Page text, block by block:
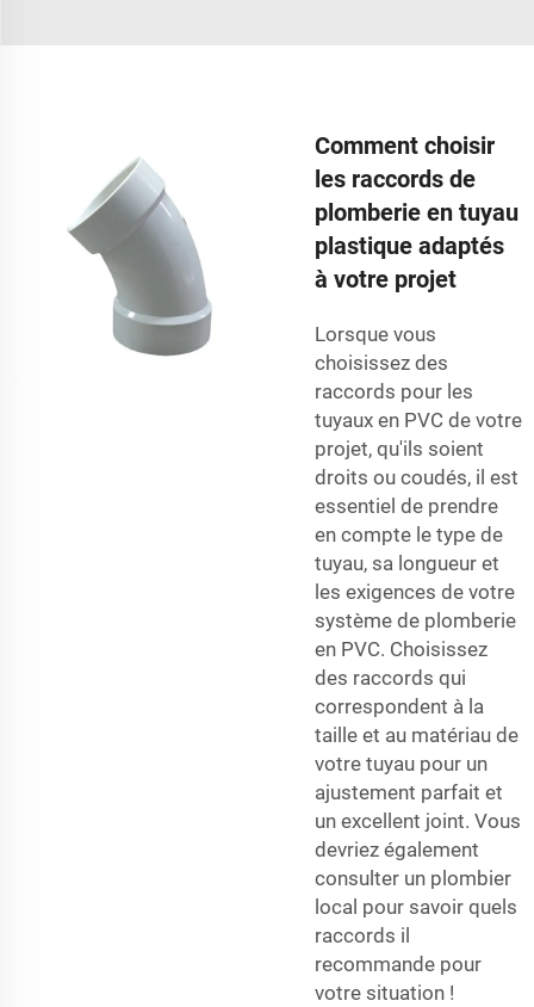
Comment choisir
les raccords de
plomberie en tuyau
plastique adaptés
à votre projet
Lorsque vous
choisissez des
raccords pour les
tuyaux en PVC de votre
projet, qu'ils soient
droits ou coudés, il est
essentiel de prendre
en compte le type de
tuyau, sa longueur et
les exigences de votre
système de plomberie
en PVC. Choisissez
des raccords qui
correspondent à la
taille et au matériau de
votre tuyau pour un
ajustement parfait et
un excellent joint. Vous
devriez également
consulter un plombier
local pour savoir quels
raccords il
recommande pour
votre situation !